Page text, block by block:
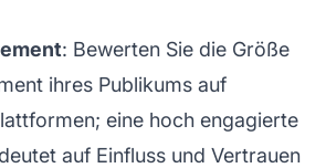
: Bewerten Sie die Größe
ihres Publikums auf
eine hoch engagierte
auf Einfluss und Vertrauen